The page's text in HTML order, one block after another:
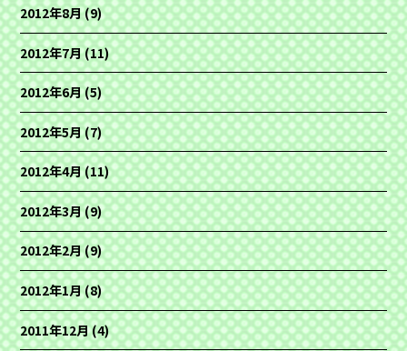
2012年8月(9)
2012年7月(11)
2012年6月(5)
2012年5月(7)
2012年4月(11)
2012年3月(9)
2012年2月(9)
2012年1月(8)
2011年12月(4)